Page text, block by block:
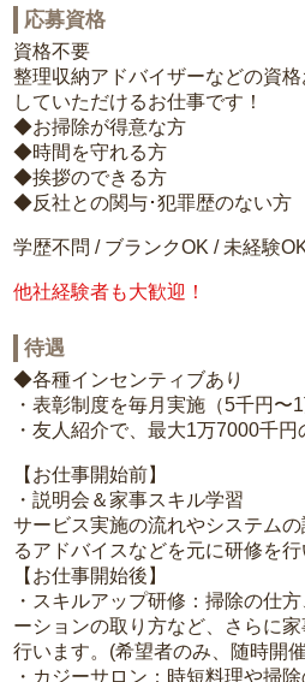
応募資格
資格不要
整理収納アドバイザーなどの資
していただけるお仕事です！
◆お掃除が得意な方
◆時間を守れる方
◆挨拶のできる方
◆反社との関与･犯罪歴のない方
学歴不問 / ブランクOK / 未経験
他社経験者も大歓迎！
待遇
◆各種インセンティブあり
・表彰制度を毎月実施（5千円〜
・友人紹介で、最大1万7000千
【お仕事開始前】
・説明会＆家事スキル学習
サービス実施の流れやシステム
るアドバイスなどを元に研修を行
【お仕事開始後】
・スキルアップ研修：掃除の仕
ーションの取り方など、さらに
行います。(希望者のみ、随時開
・カジーサロン：時短料理や掃